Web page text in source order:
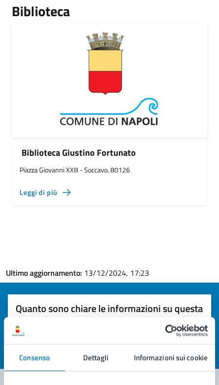
Consenso Dettagli Informazioni sui cookie
Biblioteca
Biblioteca Giustino Fortunato
Piazza Giovanni XXIII - Soccavo, 80126
Leggi di più
Ultimo aggiornamento: 13/12/2024, 17:23
Quanto sono chiare le informazioni su questa
Valuta 5 stelle su 5
Valuta 4 stelle su 5
Valuta 3 stelle su 5
Valuta 2 stelle su 5
Valuta 1 stelle su 5